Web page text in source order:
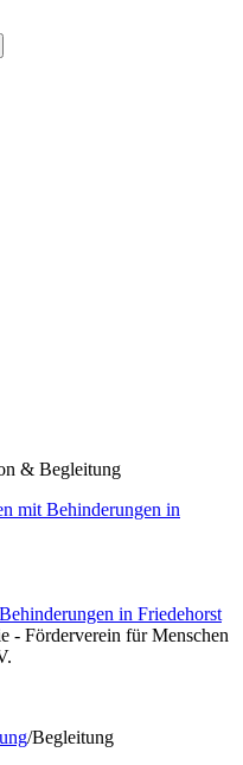
& Begleitung
mit Behinderungen in
in Friedehorst
- Förderverein für Menschen
/Begleitung